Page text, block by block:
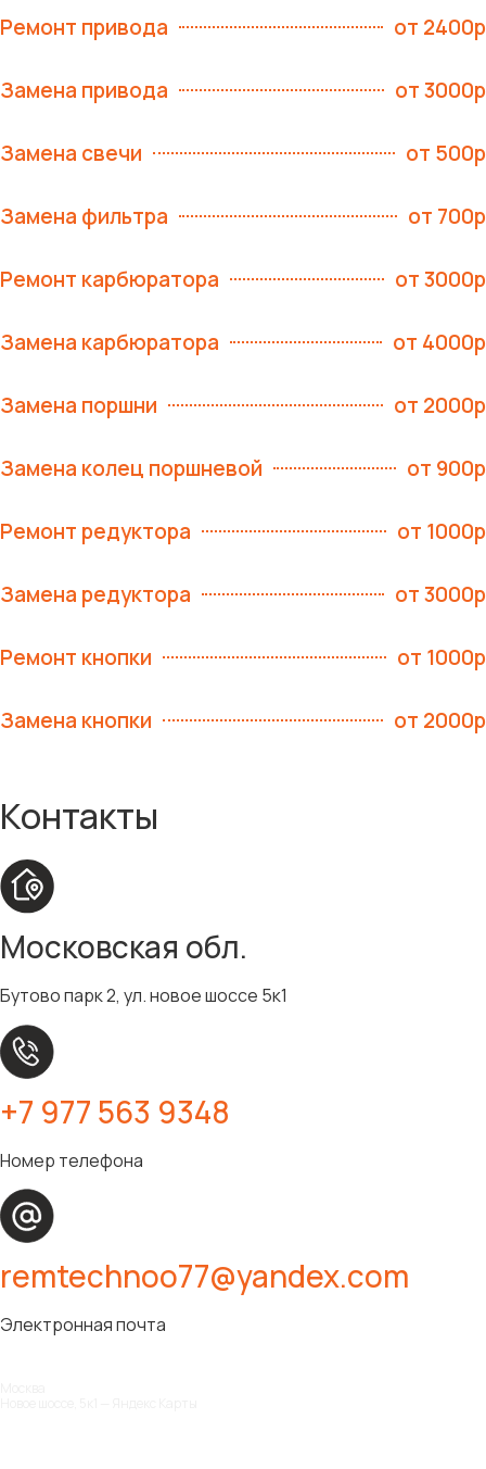
Ремонт привода от 2400р
Замена привода от 3000р
Замена свечи от 500р
Замена фильтра от 700р
Ремонт карбюратора от 3000р
Замена карбюратора от 4000р
Замена поршни от 2000р
Замена колец поршневой от 900р
Ремонт редуктора от 1000р
Замена редуктора от 3000р
Ремонт кнопки от 1000р
Замена кнопки от 2000р
Контакты
Московская обл.
Бутово парк 2, ул. новое шоссе 5к1
+7 977 563 9348
Номер телефона
remtechnoo77@yandex.com
Электронная почта